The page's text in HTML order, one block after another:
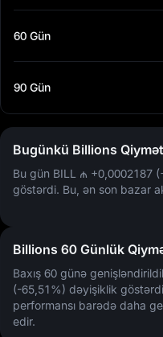
60 Gün
90 Gün
Bugünkü Billions
Bu gün BILL ₼ +0,0002187
göstərdi. Bu, ən son bazar
Billions 60 Günlük
Baxış 60 günə
(-65,51%) dəyişiklik
performansı barədə daha
edir.